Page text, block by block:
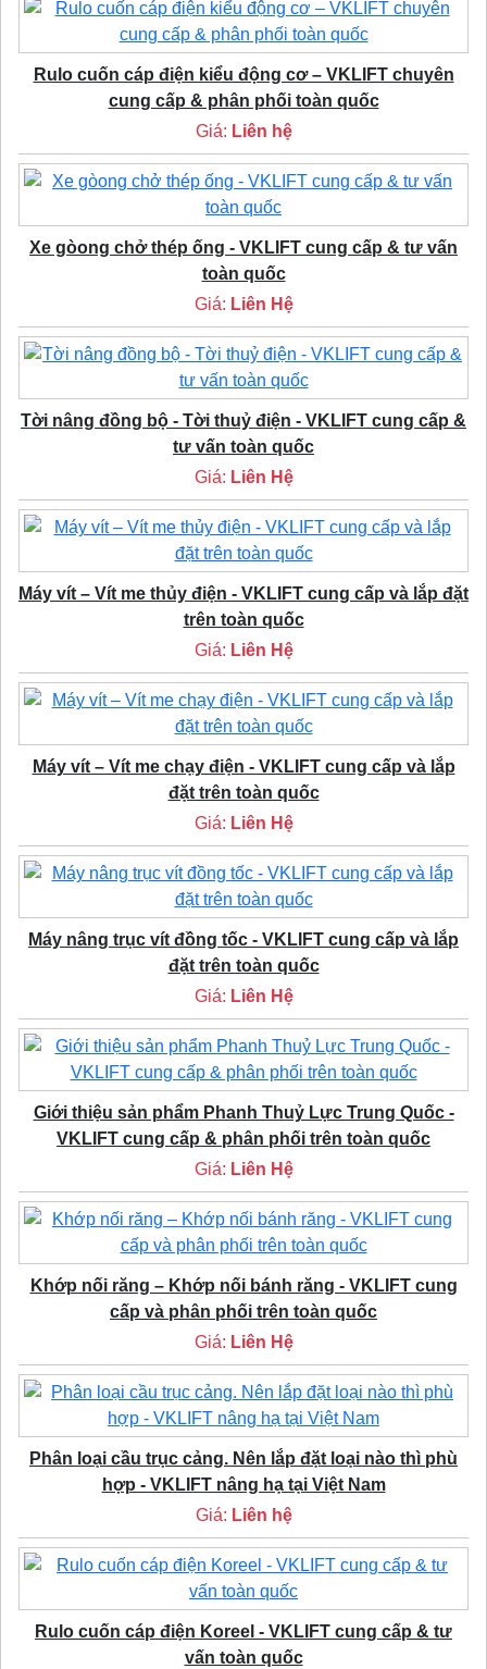
Rulo cuốn cáp điện kiểu động cơ – VKLIFT chuyên
cung cấp & phân phối toàn quốc
Giá: Liên hệ
Xe gòong chở thép ống - VKLIFT cung cấp & tư vấn
toàn quốc
Giá: Liên Hệ
Tời nâng đồng bộ - Tời thuỷ điện - VKLIFT cung cấp &
tư vấn toàn quốc
Giá: Liên Hệ
Máy vít – Vít me thủy điện - VKLIFT cung cấp và lắp đặt
trên toàn quốc
Giá: Liên Hệ
Máy vít – Vít me chạy điện - VKLIFT cung cấp và lắp
đặt trên toàn quốc
Giá: Liên Hệ
Máy nâng trục vít đồng tốc - VKLIFT cung cấp và lắp
đặt trên toàn quốc
Giá: Liên Hệ
Giới thiệu sản phẩm Phanh Thuỷ Lực Trung Quốc -
VKLIFT cung cấp & phân phối trên toàn quốc
Giá: Liên Hệ
Khớp nối răng – Khớp nối bánh răng - VKLIFT cung
cấp và phân phối trên toàn quốc
Giá: Liên Hệ
Phân loại cầu trục cảng. Nên lắp đặt loại nào thì phù
hợp - VKLIFT nâng hạ tại Việt Nam
Giá: Liên hệ
Rulo cuốn cáp điện Koreel - VKLIFT cung cấp & tư
vấn toàn quốc